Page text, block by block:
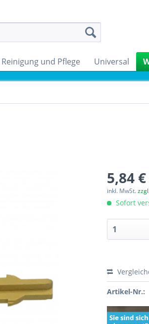
Reinigung und Pflege Universal
5,84
inkl. MwSt.
Sofort
Artikel-Nr.: